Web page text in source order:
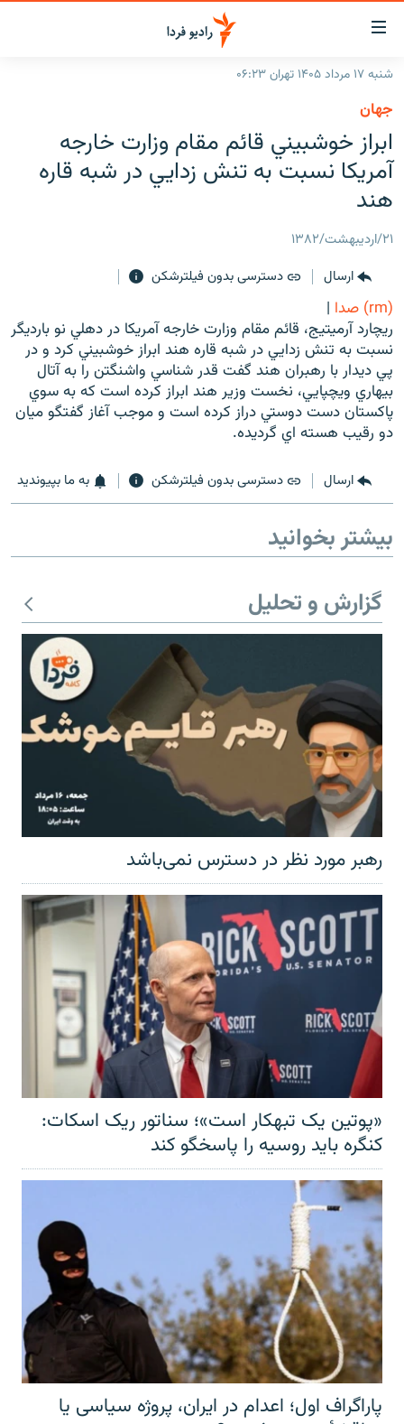
لینک‌های
قابلیت
دسترسی
بازگشت
منوی
اصلی
رفتن
صفحه
ایران
جهان
رادیو
گزارش‌های تصویری
گزارش‌های ویدئویی
زنان فردا
English
به ما بپیوندید
زبان‌های دیگر
شنبه ۱۷ مرداد ۱۴۰۵ تهران ۰۶:۲۳
جهان
ابراز خوشبيني قائم مقام وزارت خارجه
آمريكا نسبت به تنش زدايي در شبه قاره
هند
۲۱/اردیبهشت/۱۳۸۲
ارسال
دسترسی بدون فیلترشکن
(rm) صدا
|
ريچارد آرميتيج، قائم مقام وزارت خارجه آمريكا در دهلي نو بارديگر
نسبت به تنش زدايي در شبه قاره هند ابراز خوشبيني كرد و در
پي ديدار با رهبران هند گفت قدر شناسي واشنگتن را به آتال
بيهاري ويچپايي، نخست وزير هند ابراز كرده است كه به سوي
پاكستان دست دوستي دراز كرده است و موجب آغاز گفتگو ميان
دو رقيب هسته اي گرديده.
ارسال دسترسی بدون فیلترشکن به ما بپیوندید
بیشتر بخوانید
گزارش و تحلیل
رهبر مورد نظر در دسترس نمی‌باشد
«پوتین یک تبهکار است»؛ سناتور ریک اسکات:
کنگره باید روسیه را پاسخگو کند
پاراگراف اول؛ اعدام در ایران، پروژه سیاسی یا